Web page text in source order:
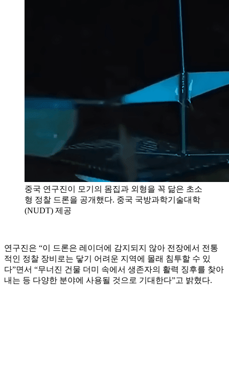
중국 연구진이 모기의 몸집과 외형을 꼭 닮은 초소
형 정찰 드론을 공개했다. 중국 국방과학기술대학
(NUDT) 제공
연구진은 “이 드론은 레이더에 감지되지 않아 전장에서 전통
적인 정찰 장비로는 닿기 어려운 지역에 몰래 침투할 수 있
다”면서 “무너진 건물 더미 속에서 생존자의 활력 징후를 찾아
내는 등 다양한 분야에 사용될 것으로 기대한다”고 밝혔다.